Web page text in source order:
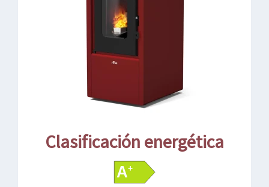
Clasificación energética